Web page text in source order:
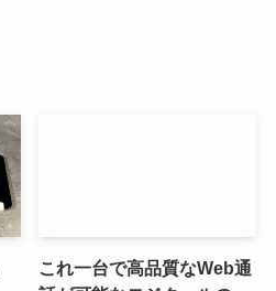
これ一台で高品質なWeb通